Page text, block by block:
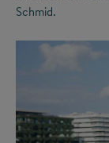
Schmid.